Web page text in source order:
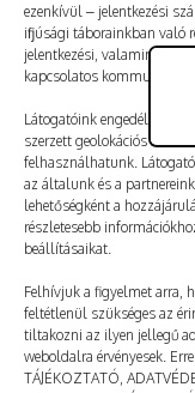
ezenkívül – jelentkezési
ifjúsági táborainkban való
jelentkezési, valamint a
kapcsolatos kommunikációt.
Látogatóink engedélyével
szerzett geolokációs
felhasználhatunk.
az általunk és a
lehetőségként a
részletesebb
beállításaikat.
Felhívjuk a figyelmet arra,
feltétlenül szükséges az
tiltakozni az ilyen jellegű
weboldalra érvényesek.
TÁJÉKOZTATÓ,
A nevem, e-
a böngészőben